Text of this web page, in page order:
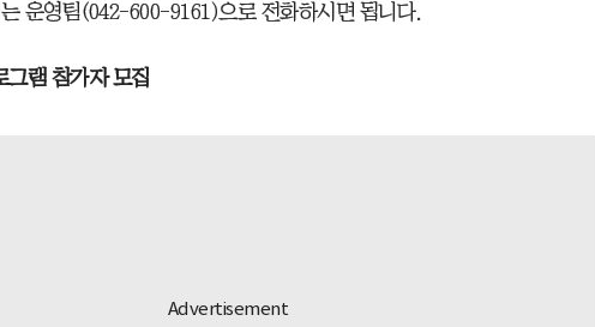
운영팀(042-600-9161)으로 전화하시면 됩니다.
램 참가자 모집